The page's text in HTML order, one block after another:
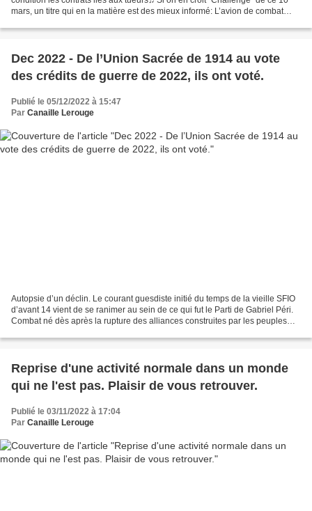
mars, un titre qui en la matière est des mieux informé: L’avion de combat
Dec 2022 - De l’Union Sacrée de 1914 au vote
des crédits de guerre de 2022, ils ont voté.
Publié le 05/12/2022 à 15:47
Par Canaille Lerouge
Autopsie d’un déclin. Le courant guesdiste initié du temps de la vieille SFIO
d’avant 14 vient de se ranimer au sein de ce qui fut le Parti de Gabriel Péri.
Combat né dès après la rupture des alliances construites par les peuples
Reprise d'une activité normale dans un monde
qui ne l'est pas. Plaisir de vous retrouver.
Publié le 03/11/2022 à 17:04
Par Canaille Lerouge